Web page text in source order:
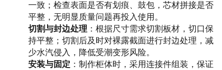
一致；检查表面是否有划痕、鼓包，芯材拼接是否
平整，无明显质量问题再投入使用。
切割与封边处理 ：根据尺寸需求切割板材，切口保
持平整；切割后及时对裸露截面进行封边处理，减
少水汽侵入，降低受潮变形风险。
安装与固定 ：制作柜体时，采用连接件组装，保证